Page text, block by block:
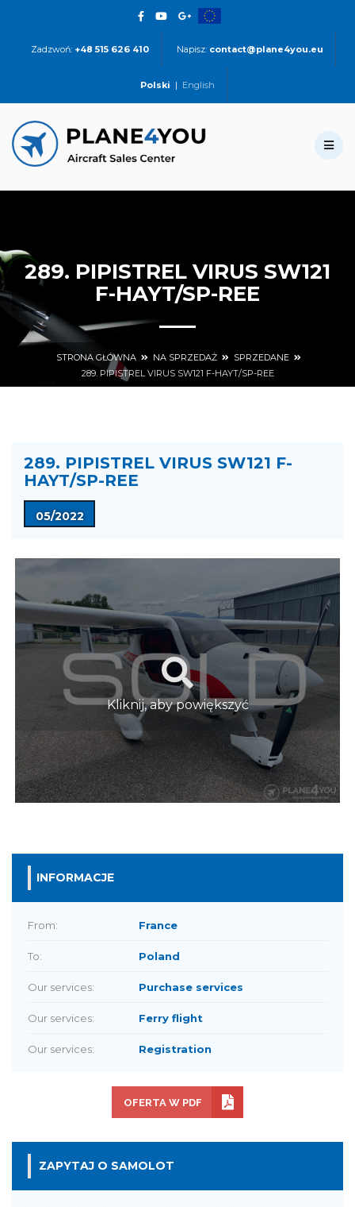
Zadzwoń: +48 515 626 410 Napisz: contact@plane4you.eu
Polski | English
289. PIPISTREL VIRUS SW121
F-HAYT/SP-REE
STRONA GŁÓWNA NA SPRZEDAŻ
SPRZEDANE
289. PIPISTREL VIRUS SW121 F-HAYT/SP-REE
289. PIPISTREL VIRUS SW121 F-
HAYT/SP-REE
05/2022
Kliknij, aby powiększyć
INFORMACJE
From: France
To: Poland
Our services: Purchase services
Our services: Ferry flight
Our services: Registration
OFERTA W PDF
ZAPYTAJ O SAMOLOT